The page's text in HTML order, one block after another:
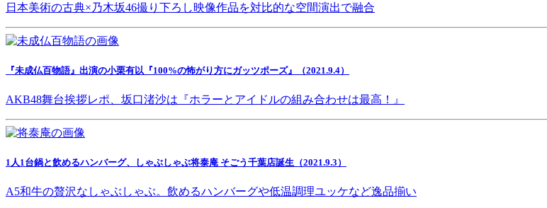
日本美術の古典×乃木坂46撮り下ろし映像作品を対比的な空間演出で融合
『未成仏百物語』出演の小栗有以『100%の怖がり方にガッツポーズ』（2021.9.4）
AKB48舞台挨拶レポ、坂口渚沙は『ホラーとアイドルの組み合わせは最高！』
1人1台鍋と飲めるハンバーグ、しゃぶしゃぶ将泰庵 そごう千葉店誕生（2021.9.3）
A5和牛の贅沢なしゃぶしゃぶ。飲めるハンバーグや低温調理ユッケなど逸品揃い